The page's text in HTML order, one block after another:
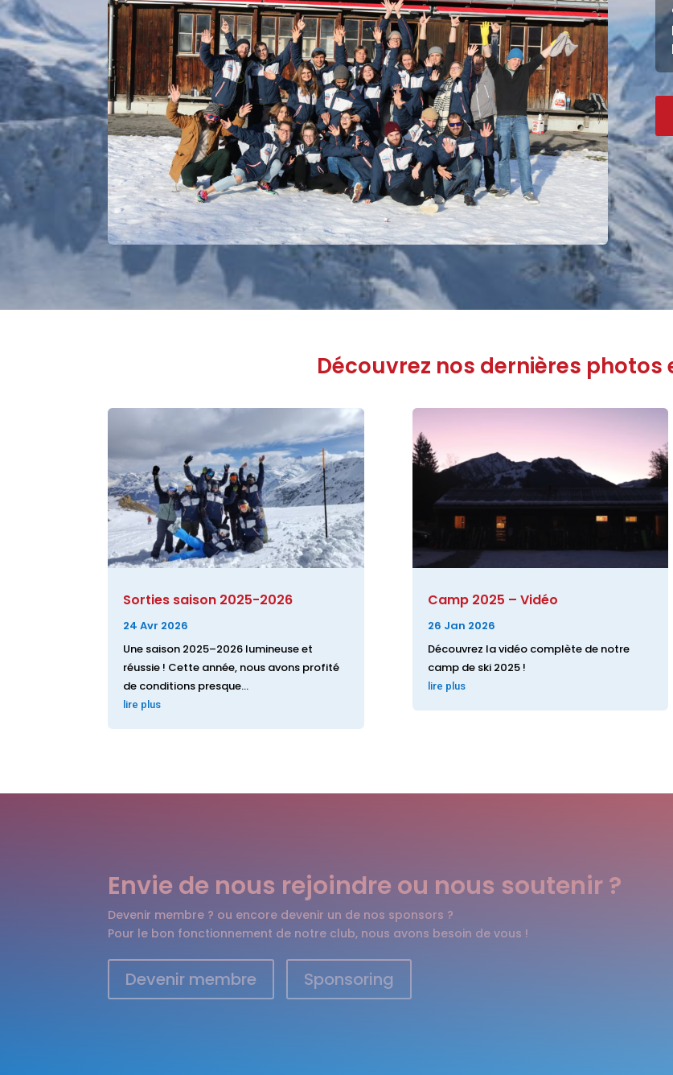
Découvrez nos dernières photos
Sorties saison 2025-2026
24 Avr 2026
Une saison 2025–2026 lumineuse et
réussie ! Cette année, nous avons profité
de conditions presque...
lire plus
Camp 2025 – Vidéo
26 Jan 2026
Découvrez la vidéo complète de notre
camp de ski 2025 !
lire plus
Envie de nous rejoindre ou nous soutenir ?
Devenir membre ? ou encore devenir un de nos sponsors ?
Pour le bon fonctionnement de notre club, nous avons besoin de vous !
Devenir membre Sponsoring